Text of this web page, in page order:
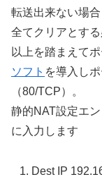
転送出来ない場
全てクリアとする
以上を踏まえて
ソフト を導入し
（80/TCP）。
静的NAT設定エ
に入力します
Dest IP